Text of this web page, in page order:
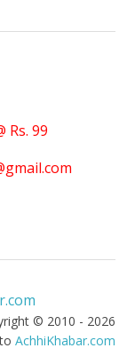
Rs. 99
© 2010 - 2026
AchhiKhabar.com